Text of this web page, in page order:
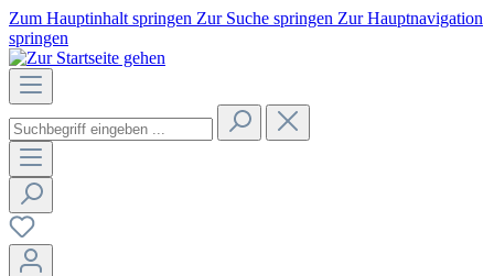
Zum Hauptinhalt springen Zur Suche springen Zur Hauptnavigation
springen